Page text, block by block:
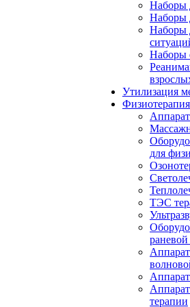
Наборы
Наборы
Наборы
Наборы
Утилизация
для
ТЭС
терапии